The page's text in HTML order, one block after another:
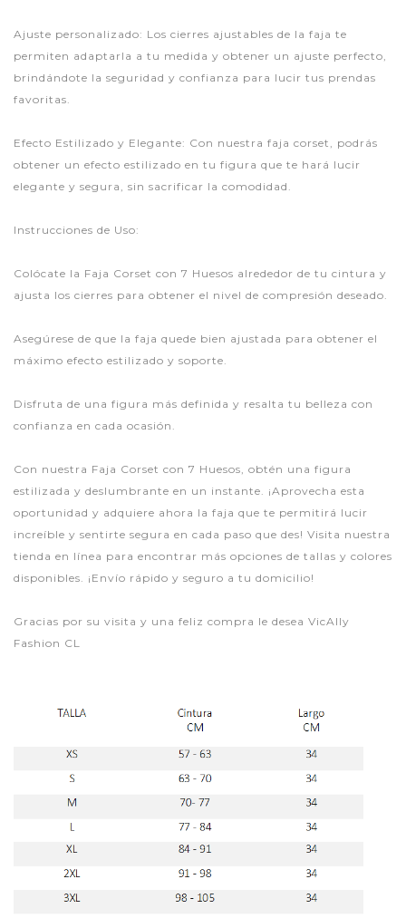
Ajuste personalizado: Los cierres ajustables de la faja te
permiten adaptarla a tu medida y obtener un ajuste perfecto,
brindándote la seguridad y confianza para lucir tus prendas
favoritas.
Efecto Estilizado y Elegante: Con nuestra faja corset, podrás
obtener un efecto estilizado en tu figura que te hará lucir
elegante y segura, sin sacrificar la comodidad.
Instrucciones de Uso:
Colócate la Faja Corset con 7 Huesos alrededor de tu cintura y
ajusta los cierres para obtener el nivel de compresión deseado.
Asegúrese de que la faja quede bien ajustada para obtener el
máximo efecto estilizado y soporte.
Disfruta de una figura más definida y resalta tu belleza con
confianza en cada ocasión.
Con nuestra Faja Corset con 7 Huesos, obtén una figura
estilizada y deslumbrante en un instante. ¡Aprovecha esta
oportunidad y adquiere ahora la faja que te permitirá lucir
increíble y sentirte segura en cada paso que des! Visita nuestra
tienda en línea para encontrar más opciones de tallas y colores
disponibles. ¡Envío rápido y seguro a tu domicilio!
Gracias por su visita y una feliz compra le desea VicAlly
Fashion CL